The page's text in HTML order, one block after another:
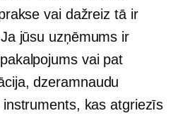
vai dažreiz tā ir
jūsu uzņēmums ir
vai pat
dzeramnaudu
kas atgriezīs